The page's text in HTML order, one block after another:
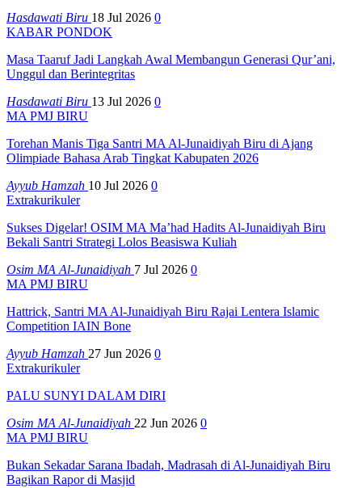
Hasdawati Biru 18 Jul 2026 0
KABAR PONDOK
Masa Taaruf Jadi Langkah Awal Membangun Generasi Qur’ani,
Unggul dan Berintegritas
Hasdawati Biru 13 Jul 2026 0
MA PMJ BIRU
Torehan Manis Tiga Santri MA Al-Junaidiyah Biru di Ajang
Olimpiade Bahasa Arab Tingkat Kabupaten 2026
Ayyub Hamzah 10 Jul 2026 0
Extrakurikuler
Sukses Digelar! OSIM MA Ma’had Hadits Al-Junaidiyah Biru
Bekali Santri Strategi Lolos Beasiswa Kuliah
Osim MA Al-Junaidiyah 7 Jul 2026 0
MA PMJ BIRU
Hattrick, Santri MA Al-Junaidiyah Biru Rajai Lentera Islamic
Competition IAIN Bone
Ayyub Hamzah 27 Jun 2026 0
Extrakurikuler
PALU SUNYI DALAM DIRI
Osim MA Al-Junaidiyah 22 Jun 2026 0
MA PMJ BIRU
Bukan Sekadar Sarana Ibadah, Madrasah di Al-Junaidiyah Biru
Bagikan Rapor di Masjid